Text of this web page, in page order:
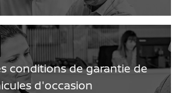
conditions de garantie de
d'occasion